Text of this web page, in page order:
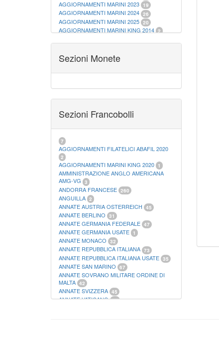
AGGIORNAMENTI MARINI 2023 19
AGGIORNAMENTI MARINI 2024 26
AGGIORNAMENTI MARINI 2025 20
AGGIORNAMENTI MARINI KING 2014 2
AGGIORNAMENTI MARINI KING 2017
AGGIORNAMENTI MARINI KING 2018
AGGIORNAMENTI MARINI KING 2019 22
ANNUALI 9
ALBUM PER CARTAMONETA 1
CARTELLE FILATELICHE MARINI
FOGLI FILATELICI SAN MARINO
FOGLI FILATELICI VATICANO
FOGLI MARINI PERIODI SEPARATI ITALIA
15
FOGLI MARINI PERIODI SEPARATI SAN
MARINO 14
FOGLI MARINI PERIODI SEPARATI
VATICANO 10
FOGLI MARINI REGNO D'ITALIA COLONIE
ITL, 20
MATERIALE FILATELICO MARINI 33
RACCOGLITORI XL 1
Sezioni Monete
Sezioni Francobolli
7
AGGIORNAMENTI FILATELICI ABAFIL 2020
2
AGGIORNAMENTI MARINI KING 2020 1
AMMINISTRAZIONE ANGLO AMERICANA
AMG-VG 3
ANDORRA FRANCESE 260
ANGUILLA 2
ANNATE AUSTRIA OSTERREICH 45
ANNATE BERLINO 31
ANNATE GERMANIA FEDERALE 47
ANNATE GERMANIA USATE 1
ANNATE MONACO 32
ANNATE REPUBBLICA ITALIANA 73
ANNATE REPUBBLICA ITALIANA USATE 35
ANNATE SAN MARINO 67
ANNATE SOVRANO MILITARE ORDINE DI
MALTA 42
ANNATE SVIZZERA 45
ANNATE VATICANO 64